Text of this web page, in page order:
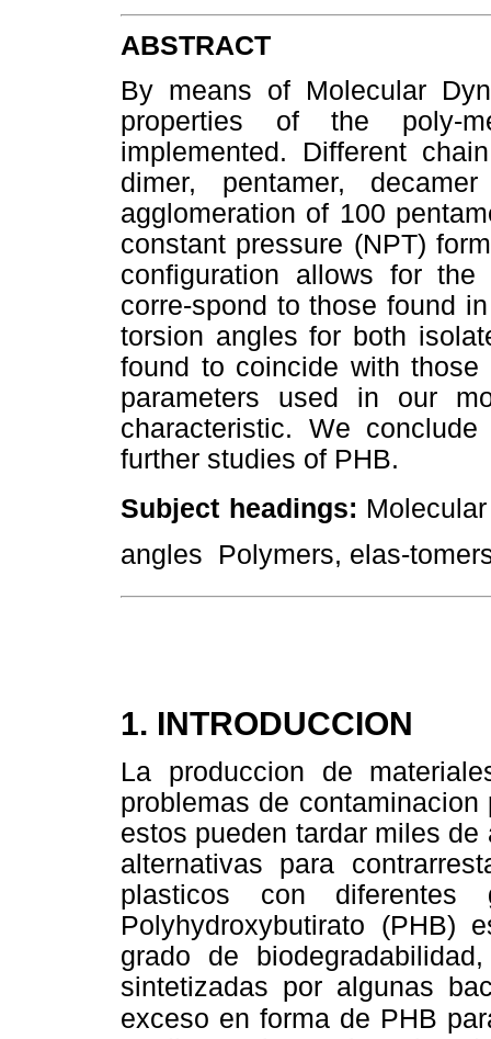
ABSTRACT
By means of Molecular
properties of the poly-
implemented. Different
dimer, pentamer,
agglomeration of 100
constant pressure (NPT)
configuration allows for
corre-spond to those found
torsion angles for both
found to coincide with
parameters used in our
characteristic. We
further studies of PHB.
Subject headings:
angles  Polymers, elas-
1. INTRODUCCION
La produccion de
problemas de
estos pueden tardar miles
alternativas para
plasticos con diferentes
Polyhydroxybutirato
grado de
sintetizadas por algunas
exceso en forma de PHB